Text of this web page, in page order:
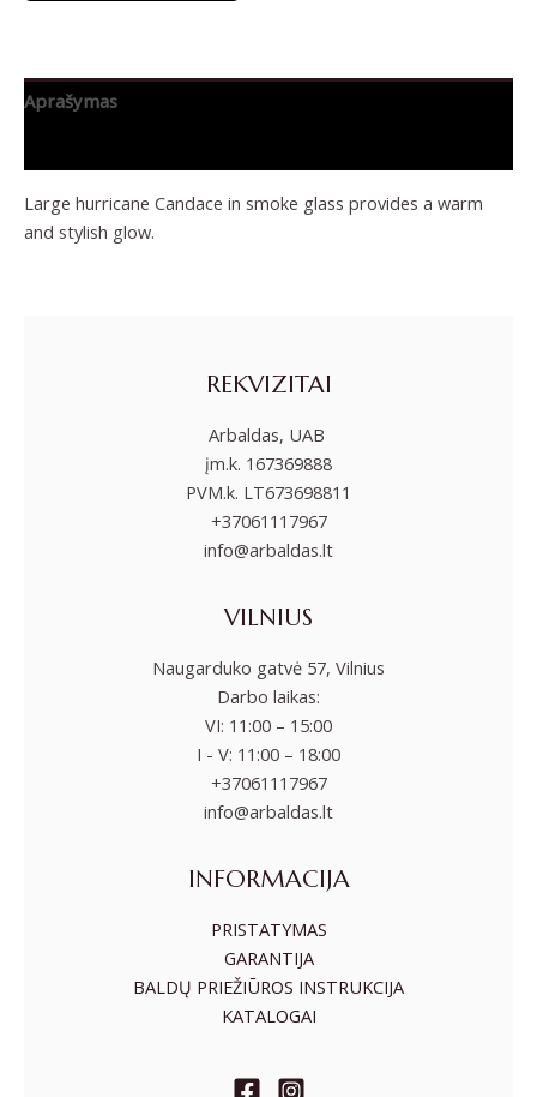
Aprašymas
Large hurricane Candace in smoke glass provides a warm
and stylish glow.
REKVIZITAI
Arbaldas, UAB
įm.k. 167369888
PVM.k. LT673698811
+37061117967
info@arbaldas.lt
VILNIUS
Naugarduko gatvė 57, Vilnius
Darbo laikas:
VI: 11:00 – 15:00
I - V: 11:00 – 18:00
+37061117967
info@arbaldas.lt
INFORMACIJA
PRISTATYMAS
GARANTIJA
BALDŲ PRIEŽIŪROS INSTRUKCIJA
KATALOGAI